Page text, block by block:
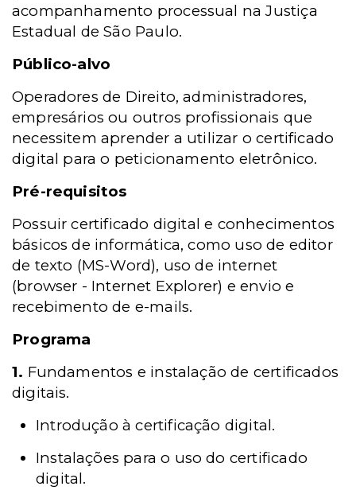
acompanhamento processual na Justiça
Estadual de São Paulo.
Público-alvo
Operadores de Direito, administradores,
empresários ou outros profissionais que
necessitem aprender a utilizar o certificado
digital para o peticionamento eletrônico.
Pré-requisitos
Possuir certificado digital e conhecimentos
básicos de informática, como uso de editor
de texto (MS-Word), uso de internet
(browser - Internet Explorer) e envio e
recebimento de e-mails.
Programa
1. Fundamentos e instalação de certificados
digitais.
Introdução à certificação digital.
Instalações para o uso do certificado
digital.